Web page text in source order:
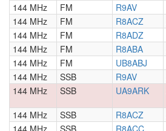
144 MHz
FM R9AV
144 MHz
FM R8ACZ
144 MHz
FM R8ADZ
144 MHz
FM R8ABA
144 MHz
FM UB8ABJ
144 MHz
SSB R9AV
144 MHz
SSB UA9ARK
144 MHz
SSB R8ACZ
144 MHz
SSB R8ACC